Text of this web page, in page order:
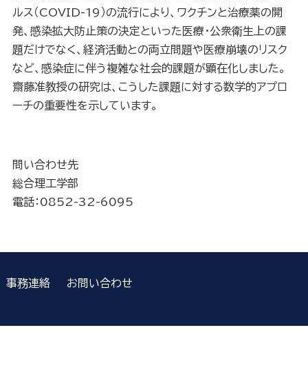
ルス（COVID-19）の流行により、ワクチンと治療薬の開
発、感染拡大防止策の決定といった医療・公衆衛生上の課
題だけでなく、経済活動との両立問題や医療崩壊のリスク
など、感染症に伴う複雑な社会的課題が顕在化しました。
齋藤准教授の研究は、こうした課題に対する数学的アプロ
ーチの重要性を示しています。
問い合わせ先
総合理工学部
電話：0852-32-6095
事務連絡 お問い合わせ